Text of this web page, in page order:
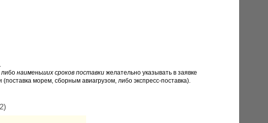
либонаименьших сроков поставки желательно указывать в заявке
морем, сборным авиагрузом, либо экспресс-поставка).